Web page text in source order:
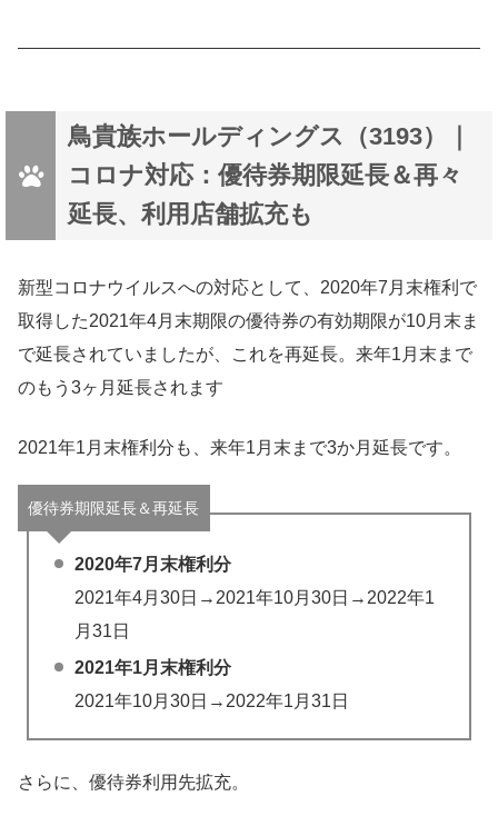
鳥貴族ホールディングス（3193）｜
コロナ対応：優待券期限延長＆再々
延長、利用店舗拡充も
新型コロナウイルスへの対応として、2020年7月末権利で
取得した2021年4月末期限の優待券の有効期限が10月末ま
で延長されていましたが、これを再延長。来年1月末まで
のもう3ヶ月延長されます
2021年1月末権利分も、来年1月末まで3か月延長です。
優待券期限延長＆再延長
2020年7月末権利分
2021年4月30日→2021年10月30日→2022年1
月31日
2021年1月末権利分
2021年10月30日→2022年1月31日
さらに、優待券利用先拡充。